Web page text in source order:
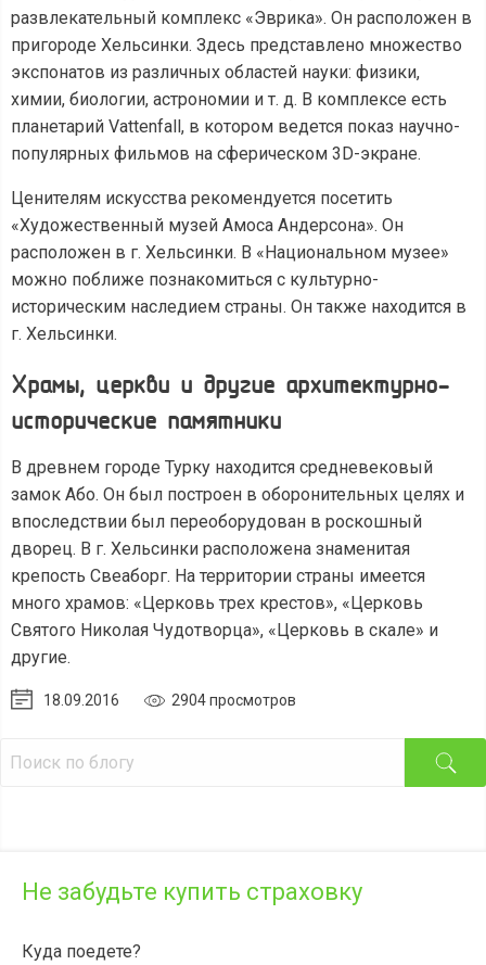
развлекательный комплекс «Эврика». Он расположен в
пригороде Хельсинки. Здесь представлено множество
экспонатов из различных областей науки: физики,
химии, биологии, астрономии и т. д. В комплексе есть
планетарий Vattenfall, в котором ведется показ научно-
популярных фильмов на сферическом 3D-экране.
Ценителям искусства рекомендуется посетить
«Художественный музей Амоса Андерсона». Он
расположен в г. Хельсинки. В «Национальном музее»
можно поближе познакомиться с культурно-
историческим наследием страны. Он также находится в
г. Хельсинки.
Храмы, церкви и другие архитектурно-
исторические памятники
В древнем городе Турку находится средневековый
замок Або. Он был построен в оборонительных целях и
впоследствии был переоборудован в роскошный
дворец. В г. Хельсинки расположена знаменитая
крепость Свеаборг. На территории страны имеется
много храмов: «Церковь трех крестов», «Церковь
Святого Николая Чудотворца», «Церковь в скале» и
другие.
18.09.2016 2904 просмотров
Не забудьте купить страховку
Куда поедете?